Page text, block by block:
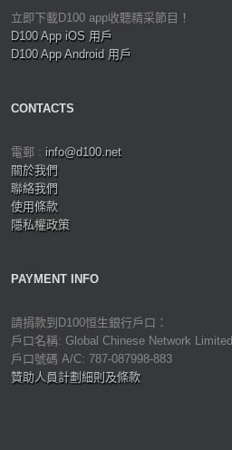
立即下載D100 app收聽精采節目！
D100 App iOS 用戶
D100 App Android 用戶
CONTACTS
電郵 : info@d100.net
關於我們
聯絡我們
使用條款
隱私權政策
PAYMENT INFO
請捐款到D100恒生銀行戶口：
戶口名稱: Global Chinese Network Limited
戶口號碼 A/C: 787-087998-883
贊助人員計劃細則及條款